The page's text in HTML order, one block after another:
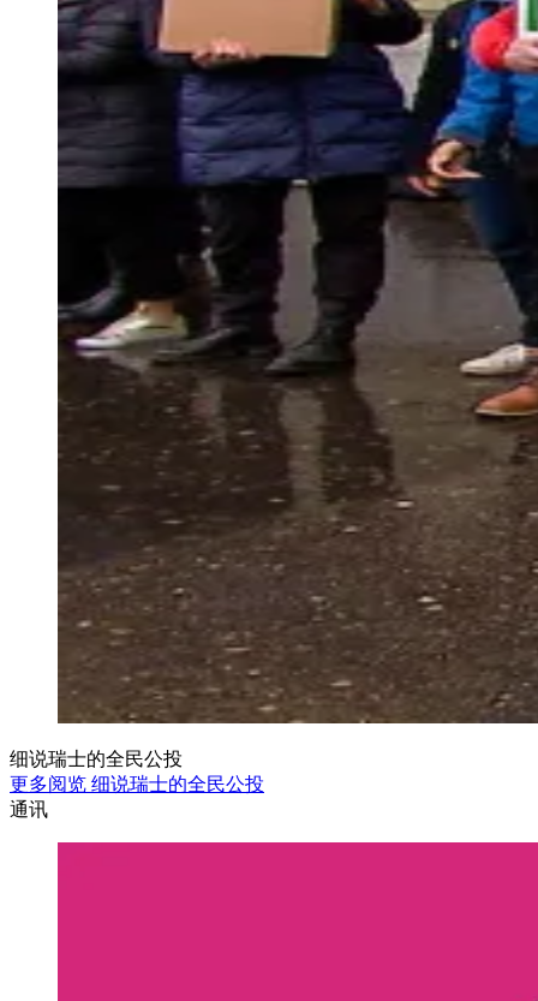
细说瑞士的全民公投
更多阅览 细说瑞士的全民公投
通讯